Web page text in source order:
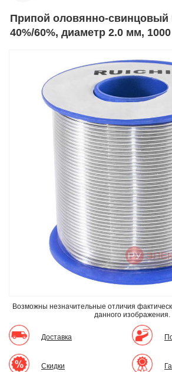
Припой оловянно-свинцовый RUICHI Sn/Pb,
40%/60%, диаметр 2.0 мм, 1000
Возможны незначительные отличия
данного изображения.
Доставка
Скидки